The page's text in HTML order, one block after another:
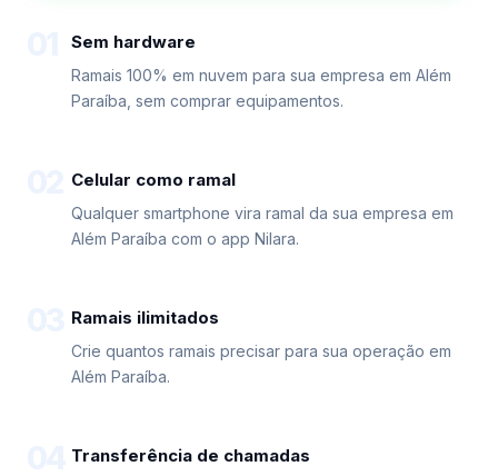
Sem hardware
Ramais 100% em nuvem para sua empresa em Além
Paraíba, sem comprar equipamentos.
Celular como ramal
Qualquer smartphone vira ramal da sua empresa em
Além Paraíba com o app Nilara.
Ramais ilimitados
Crie quantos ramais precisar para sua operação em
Além Paraíba.
Transferência de chamadas